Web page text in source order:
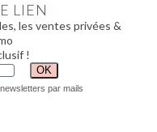
LIEN
les ventes privées &
!
par mails